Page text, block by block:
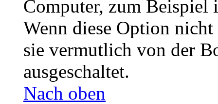
Computer, zum Beispiel
Wenn diese Option
sie vermutlich von der
ausgeschaltet.
Nach oben